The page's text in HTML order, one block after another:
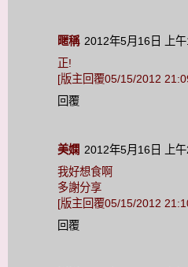
暱稱 2012年5月16日 上
正!
[版主回覆05/15/2012
回覆
美嫻 2012年5月16日 上
我好想食啊
多謝分享
[版主回覆05/15/2012
回覆